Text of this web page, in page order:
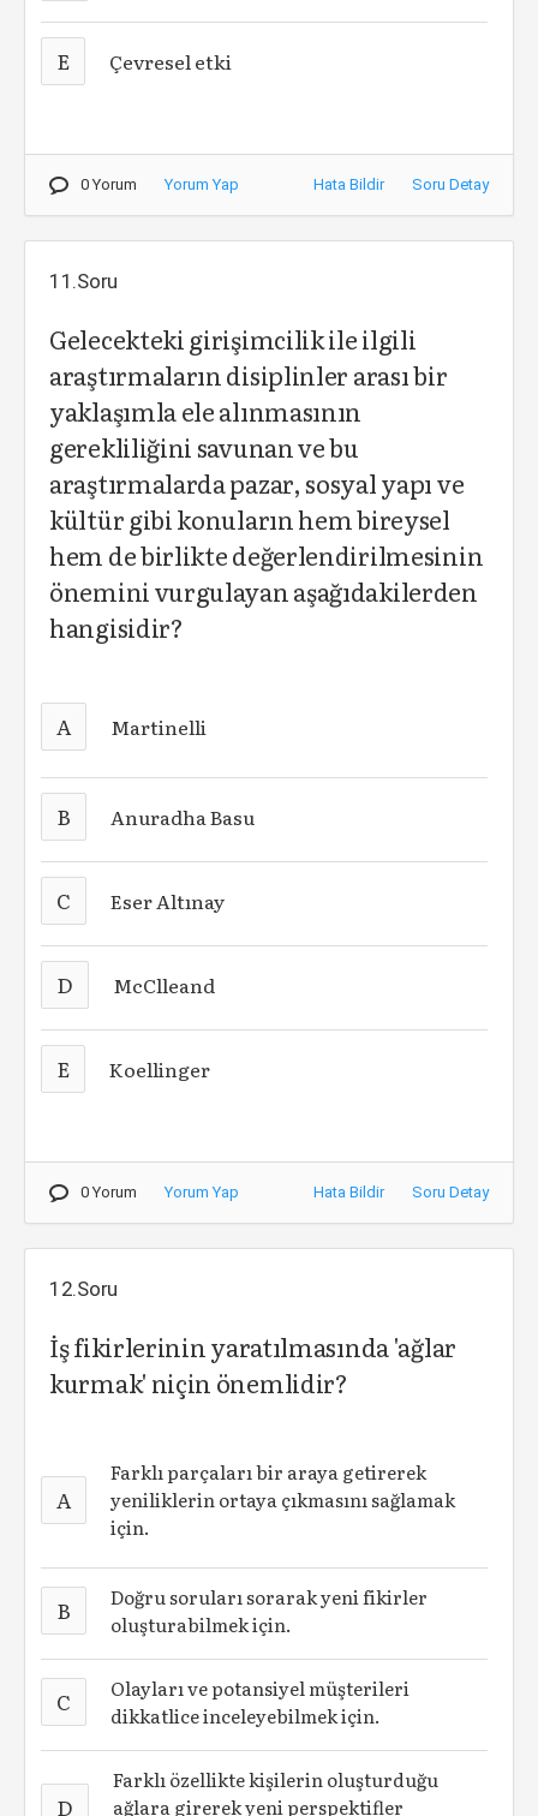
E Çevresel etki
0 Yorum Yorum Yap Hata Bildir Soru Detay
11.Soru
Gelecekteki girişimcilik ile ilgili
araştırmaların disiplinler arası bir
yaklaşımla ele alınmasının
gerekliliğini savunan ve bu
araştırmalarda pazar, sosyal yapı ve
kültür gibi konuların hem bireysel
hem de birlikte değerlendirilmesinin
önemini vurgulayan aşağıdakilerden
hangisidir?
A Martinelli
B Anuradha Basu
C Eser Altınay
D McClleand
E Koellinger
0 Yorum Yorum Yap Hata Bildir Soru Detay
12.Soru
İş fikirlerinin yaratılmasında 'ağlar
kurmak' niçin önemlidir?
A
Farklı parçaları bir araya getirerek
yeniliklerin ortaya çıkmasını sağlamak
için.
B
Doğru soruları sorarak yeni fikirler
oluşturabilmek için.
C
Olayları ve potansiyel müşterileri
dikkatlice inceleyebilmek için.
D
Farklı özellikte kişilerin oluşturduğu
ağlara girerek yeni perspektifler